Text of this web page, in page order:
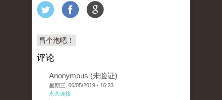
冒个泡吧！
评论
Anonymous (未验证)
星期三, 06/05/2019 - 16:23
永久连接